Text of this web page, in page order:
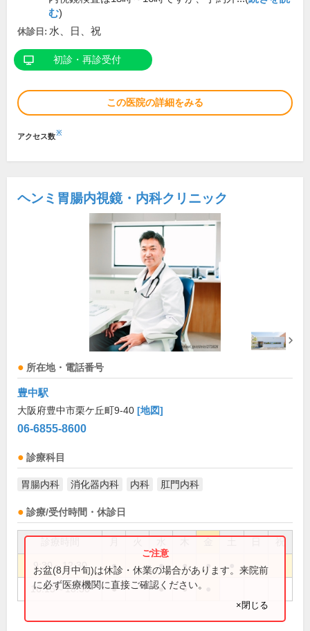
む)
休診日: 水、日、祝
初診・再診受付
この医院の詳細をみる
アクセス数※
ヘンミ胃腸内視鏡・内科クリニック
所在地・電話番号
豊中駅
大阪府豊中市栗ケ丘町9-40 [地図]
06-6855-8600
診療科目
胃腸内科 消化器内科 内科 肛門内科
診療/受付時間・休診日
祝
9:30～12:30 ● ● ● ●
16:15～18:30 ● ● ●
お盆(8月中旬)は休診・休業の場合があります。来院前
に必ず医療機関に直接ご確認ください。
×閉じる